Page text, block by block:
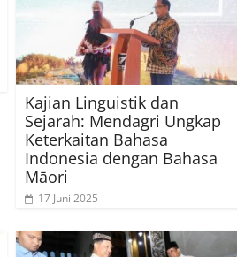
Kajian Linguistik dan
Sejarah: Mendagri Ungkap
Keterkaitan Bahasa
Indonesia dengan Bahasa
Māori
17 Juni 2025